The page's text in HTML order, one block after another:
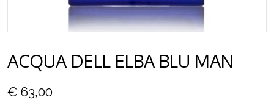
ACQUA DELL ELBA BLU MAN
€ 63,00